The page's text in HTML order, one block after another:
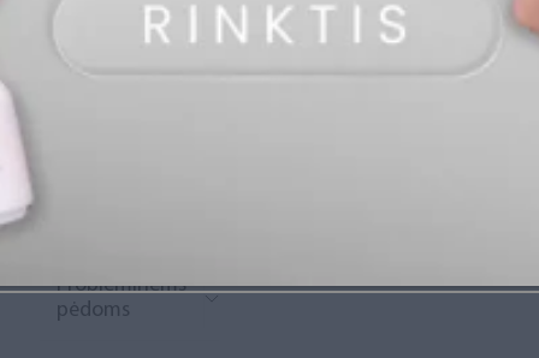
Rewards“
Probleminėms
pėdoms